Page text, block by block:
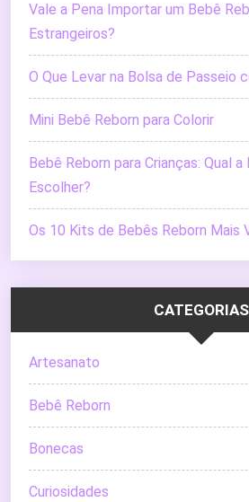
Vale a Pena Importar um Bebê
Estrangeiros?
O Que Levar na Bolsa de Passeio
Mini Bebê Reborn para Colorir
Bebê Reborn para Crianças: Qual
Escolher?
Os 10 Kits de Bebês Reborn Mais
CATEGORIAS
Artesanato
Bebê Reborn
Bonecas
Curiosidades